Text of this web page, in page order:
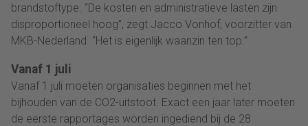
brandstoftype. “De kosten en administratieve lasten zijn
disproportioneel hoog”, zegt Jacco Vonhof, voorzitter van
MKB-Nederland. “Het is eigenlijk waanzin ten top.”
Vanaf 1 juli
Vanaf 1 juli moeten organisaties beginnen met het
bijhouden van de CO2-uitstoot. Exact een jaar later moeten
de eerste rapportages worden ingediend bij de 28